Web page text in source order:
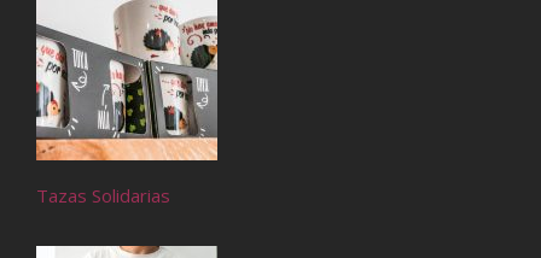
Tazas Solidarias